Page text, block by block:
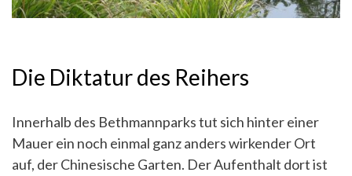
Die Diktatur des Reihers
Innerhalb des Bethmannparks tut sich hinter einer
Mauer ein noch einmal ganz anders wirkender Ort
auf, der Chinesische Garten. Der Aufenthalt dort ist